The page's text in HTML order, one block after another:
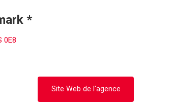
*
0E8
Site Web de l'agence